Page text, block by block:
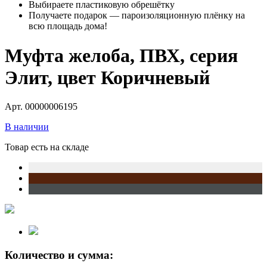
Выбираете пластиковую обрешётку
Получаете подарок — пароизоляционную плёнку на
всю площадь дома!
Муфта желоба, ПВХ, серия
Элит, цвет Коричневый
Арт. 00000006195
В наличии
Товар есть на складе
Количество и сумма: